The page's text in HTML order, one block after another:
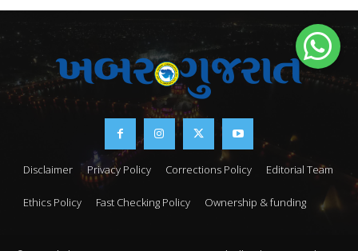
Disclaimer Privacy Policy Corrections Policy Editorial Team
Ethics Policy Fast Checking Policy Ownership & funding